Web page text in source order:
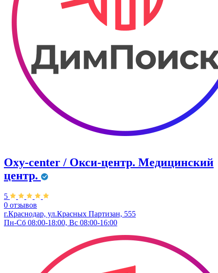
Oxy-center / Окси-центр. Медицинский
центр.
5
0 отзывов
г.Краснодар, ул.Красных Партизан, 555
Пн-Сб 08:00-18:00, Вс 08:00-16:00